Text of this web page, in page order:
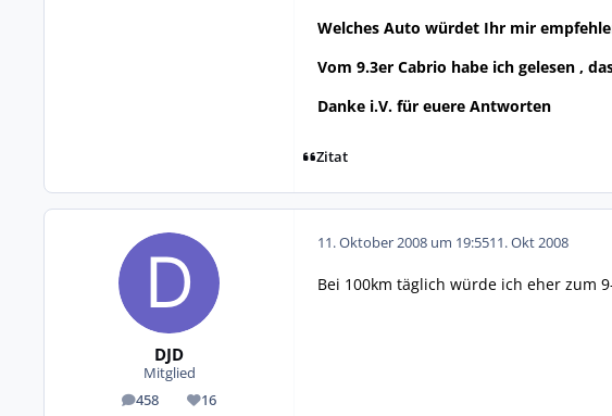
Welches Auto würdet Ihr mir
Vom 9.3er Cabrio habe ich gelesen ,
Danke i.V. für euere Antworten
Zitat
DJD
Mitglied
458
Beiträge 16
Reputation
11. Oktober 2008 um 19:5511. Okt 2008
Bei 100km täglich würde ich eher zum